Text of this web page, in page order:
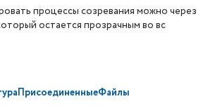
процессы созревания можно через
остается прозрачным во вс